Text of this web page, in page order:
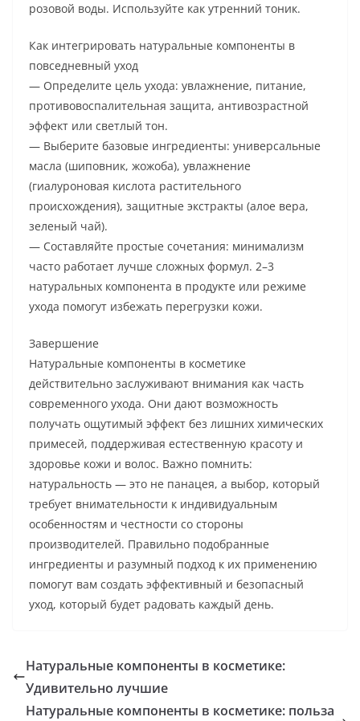
розовой воды. Используйте как утренний тоник.
Как интегрировать натуральные компоненты в
повседневный уход
— Определите цель ухода: увлажнение, питание,
противовоспалительная защита, антивозрастной
эффект или светлый тон.
— Выберите базовые ингредиенты: универсальные
масла (шиповник, жожоба), увлажнение
(гиалуроновая кислота растительного
происхождения), защитные экстракты (алое вера,
зеленый чай).
— Составляйте простые сочетания: минимализм
часто работает лучше сложных формул. 2–3
натуральных компонента в продукте или режиме
ухода помогут избежать перегрузки кожи.
Завершение
Натуральные компоненты в косметике
действительно заслуживают внимания как часть
современного ухода. Они дают возможность
получать ощутимый эффект без лишних химических
примесей, поддерживая естественную красоту и
здоровье кожи и волос. Важно помнить:
натуральность — это не панацея, а выбор, который
требует внимательности к индивидуальным
особенностям и честности со стороны
производителей. Правильно подобранные
ингредиенты и разумный подход к их применению
помогут вам создать эффективный и безопасный
уход, который будет радовать каждый день.
Натуральные компоненты в косметике:
Удивительно лучшие
Натуральные компоненты в косметике: польза